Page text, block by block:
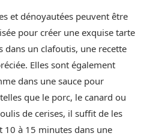
et dénoyautées peuvent être
pour créer une exquise tarte
dans un clafoutis, une recette
Elles sont également
dans une sauce pour
que le porc, le canard ou
de cerises, il suffit de les
10 à 15 minutes dans une